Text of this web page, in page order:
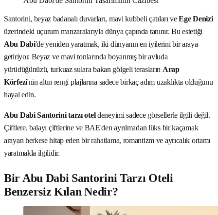
Santorini, beyaz badanalı duvarları, mavi kubbeli çatıları veEge Denizi
üzerindeki uçurum manzaralarıyla dünya çapında tanınır. Bu estetiği
Abu Dabi'de yeniden yaratmak, iki dünyanın en iyilerini bir araya
getiriyor. Beyaz ve mavi tonlarında boyanmış bir avluda
yürüdüğünüzü, turkuaz sulara bakan gölgeli terasların Arap
Körfezi'nin altın rengi plajlarına sadece birkaç adım uzaklıkta olduğunu
hayal edin.
Abu Dabi Santorini tarzı oteldeneyimi sadece görsellerle ilgili değil.
Çiftlere, balayı çiftlerine ve BAE'den ayrılmadan lüks bir kaçamak
arayan herkese hitap eden bir rahatlama, romantizm ve ayrıcalık ortamı
yaratmakla ilgilidir.
Bir Abu Dabi Santorini Tarzı Oteli
Benzersiz Kılan Nedir?